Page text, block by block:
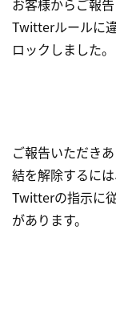
お客様からご報
Twitterルールに
ロックしました。
ご報告いただき
結を解除するに
Twitterの指示に
があります。